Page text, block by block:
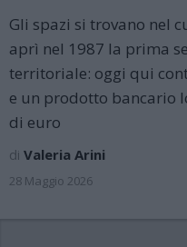
Gli spazi si trovano nel
aprì nel 1987 la prima
territoriale: oggi qui
e un prodotto bancario
di euro
di Valeria Arini
28 Maggio 2026